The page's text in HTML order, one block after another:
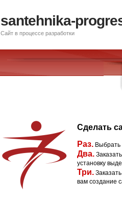
santehnika-
Сайт в процессе разработки
Сделать
Раз. Выбрать
Два.
установку
Три.
вам создание